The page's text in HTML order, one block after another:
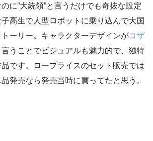
に”大統領”と言うだけでも奇抜な設定
高生で人型ロボットに乗り込んで大国
ーリー。キャラクターデザインがコザ
言うことでビジュアルも魅力的で、独特
です。ロープライスのセット販売では
発売なら発売当時に買ってたと思う。